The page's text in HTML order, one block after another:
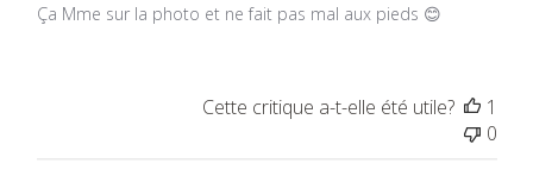
Ça Mme sur la photo et ne fait pas mal aux pieds 😊
Cette critique a-t-elle été utile?
1
0